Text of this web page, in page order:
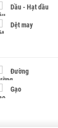
Dầu - Hạt dầu
Dệt may
Đường
Gạo